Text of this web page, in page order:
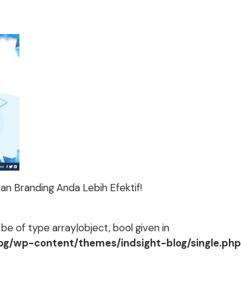
Branding Anda Lebih Efektif!
of type array|object, bool given in
wp-content/themes/indsight-blog/single.php